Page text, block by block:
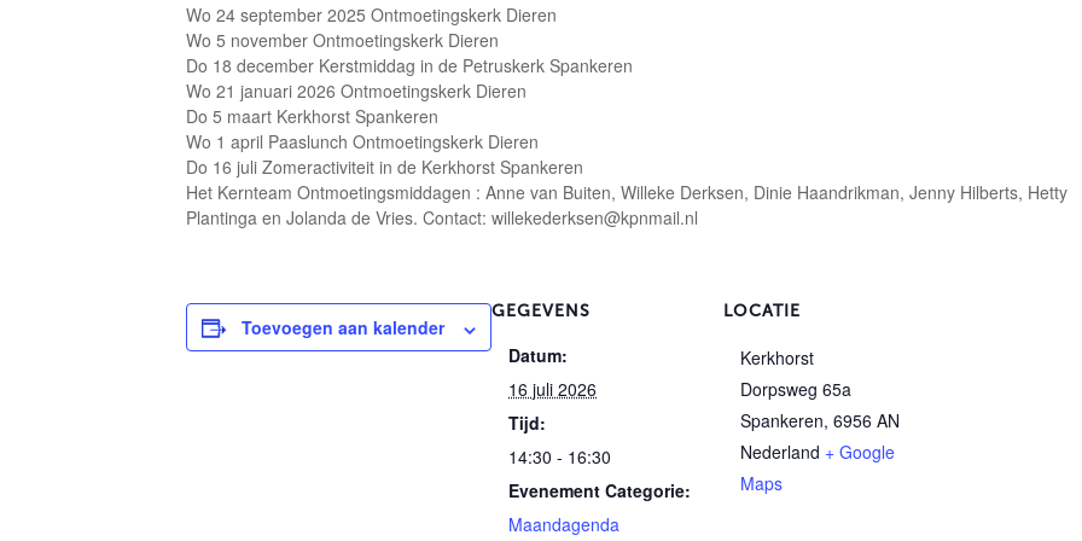
Wo 24 september 2025 Ontmoetingskerk Dieren
Wo 5 november Ontmoetingskerk Dieren
Do 18 december Kerstmiddag in de Petruskerk Spankeren
Wo 21 januari 2026 Ontmoetingskerk Dieren
Do 5 maart Kerkhorst Spankeren
Wo 1 april Paaslunch Ontmoetingskerk Dieren
Do 16 juli Zomeractiviteit in de Kerkhorst Spankeren
Het Kernteam Ontmoetingsmiddagen : Anne van Buiten, Willeke Derksen, Dinie Haandrikman, Jenny Hilberts, Hetty
Plantinga en Jolanda de Vries. Contact: willekederksen@kpnmail.nl
Toevoegen aan kalender
GEGEVENS
Datum:
16 juli 2026
Tijd:
14:30 - 16:30
Evenement Categorie:
Maandagenda
LOCATIE
Kerkhorst
Dorpsweg 65a
Spankeren, 6956 AN
Nederland + Google
Maps